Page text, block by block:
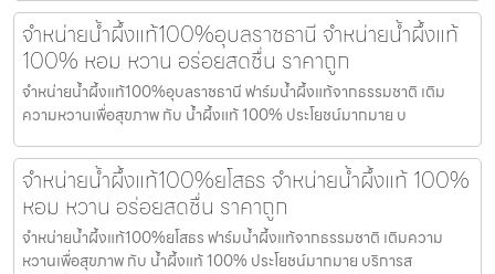
จำหน่ายน้ำผึ้งแท้100%อุบลราชธานี จำหน่ายน้ำผึ้งแท้
100% หอม หวาน อร่อยสดชื่น ราคาถูก
จำหน่ายน้ำผึ้งแท้100%อุบลราชธานี ฟาร์มน้ำผึ้งแท้จากธรรมชาติ เติม
ความหวานเพื่อสุขภาพ กับ น้ำผึ้งแท้ 100% ประโยชน์มากมาย บ
จำหน่ายน้ำผึ้งแท้100%ยโสธร จำหน่ายน้ำผึ้งแท้ 100%
หอม หวาน อร่อยสดชื่น ราคาถูก
จำหน่ายน้ำผึ้งแท้100%ยโสธร ฟาร์มน้ำผึ้งแท้จากธรรมชาติ เติมความ
หวานเพื่อสุขภาพ กับ น้ำผึ้งแท้ 100% ประโยชน์มากมาย บริการส